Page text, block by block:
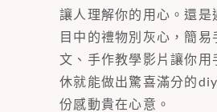
讓人理解你的用心。還是
目中的禮物別灰心，簡易
文、手作教學影片讓你用
休就能做出驚喜滿分的
份感動貴在心意。